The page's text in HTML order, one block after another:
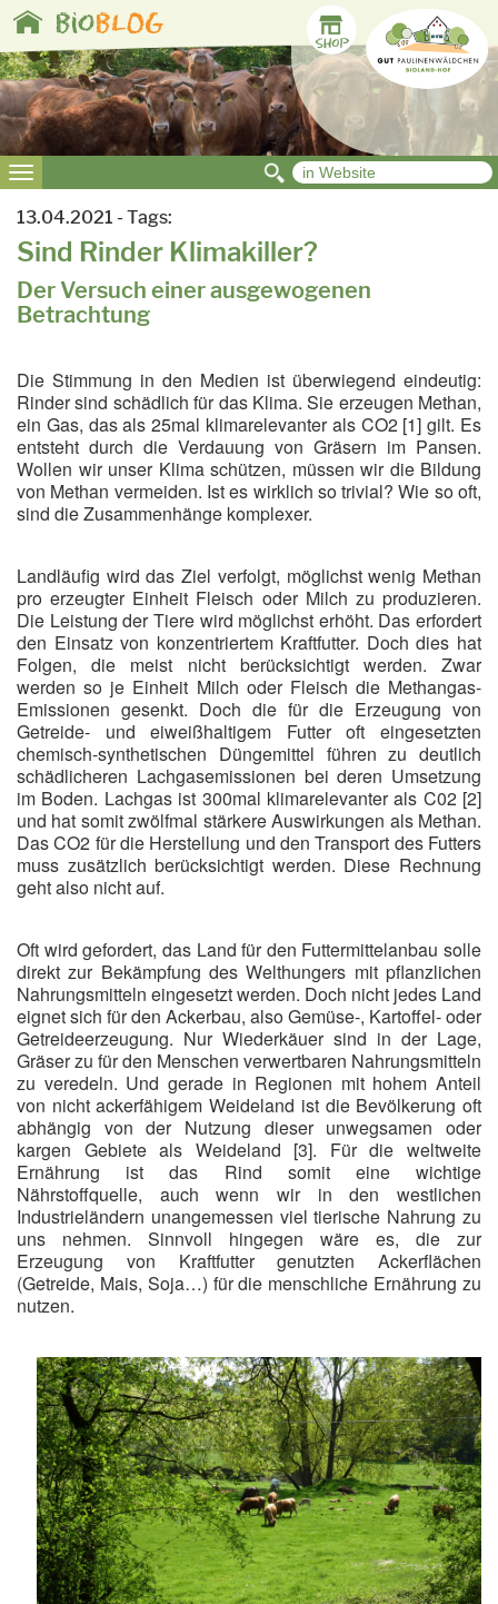
Toggle
navigation
bioBLOG
Toggle
navigation
13.04.2021 - Tags:
Sind Rinder Klimakiller?
Der Versuch einer ausgewogenen
Betrachtung
Die Stimmung in den Medien ist überwiegend eindeutig:
Rinder sind schädlich für das Klima. Sie erzeugen Methan,
ein Gas, das als 25mal klimarelevanter als CO2 [1] gilt. Es
entsteht durch die Verdauung von Gräsern im Pansen.
Wollen wir unser Klima schützen, müssen wir die Bildung
von Methan vermeiden. Ist es wirklich so trivial? Wie so oft,
sind die Zusammenhänge komplexer.
Landläufig wird das Ziel verfolgt, möglichst wenig Methan
pro erzeugter Einheit Fleisch oder Milch zu produzieren.
Die Leistung der Tiere wird möglichst erhöht. Das erfordert
den Einsatz von konzentriertem Kraftfutter. Doch dies hat
Folgen, die meist nicht berücksichtigt werden. Zwar
werden so je Einheit Milch oder Fleisch die Methangas-
Emissionen gesenkt. Doch die für die Erzeugung von
Getreide- und eiweißhaltigem Futter oft eingesetzten
chemisch-synthetischen Düngemittel führen zu deutlich
schädlicheren Lachgasemissionen bei deren Umsetzung
im Boden. Lachgas ist 300mal klimarelevanter als C02 [2]
und hat somit zwölfmal stärkere Auswirkungen als Methan.
Das CO2 für die Herstellung und den Transport des Futters
muss zusätzlich berücksichtigt werden. Diese Rechnung
geht also nicht auf.
Oft wird gefordert, das Land für den Futtermittelanbau solle
direkt zur Bekämpfung des Welthungers mit pflanzlichen
Nahrungsmitteln eingesetzt werden. Doch nicht jedes Land
eignet sich für den Ackerbau, also Gemüse-, Kartoffel- oder
Getreideerzeugung. Nur Wiederkäuer sind in der Lage,
Gräser zu für den Menschen verwertbaren Nahrungsmitteln
zu veredeln. Und gerade in Regionen mit hohem Anteil
von nicht ackerfähigem Weideland ist die Bevölkerung oft
abhängig von der Nutzung dieser unwegsamen oder
kargen Gebiete als Weideland [3]. Für die weltweite
Ernährung ist das Rind somit eine wichtige
Nährstoffquelle, auch wenn wir in den westlichen
Industrieländern unangemessen viel tierische Nahrung zu
uns nehmen. Sinnvoll hingegen wäre es, die zur
Erzeugung von Kraftfutter genutzten Ackerflächen
(Getreide, Mais, Soja…) für die menschliche Ernährung zu
nutzen.